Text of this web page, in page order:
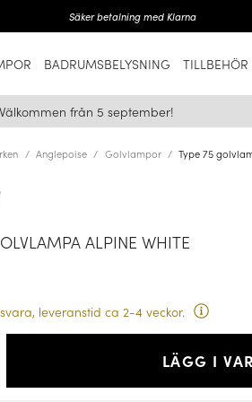
Säker betalning med Klarna
BADRUMSBELYSNING TILLBEHÖR
från 5 september!
Anglepoise Golvlampor Type 75
ALPINE WHITE
leveranstid ca 2-4 veckor.
LÄGG I